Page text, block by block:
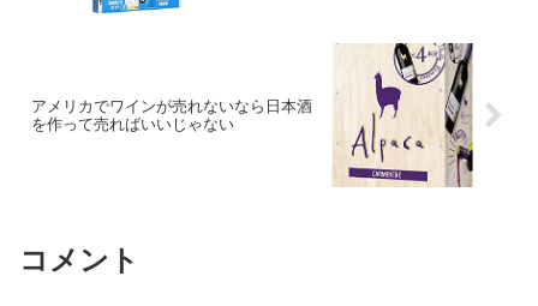
アメリカでワインが売れないなら日本酒
を作って売ればいいじゃない
コメント